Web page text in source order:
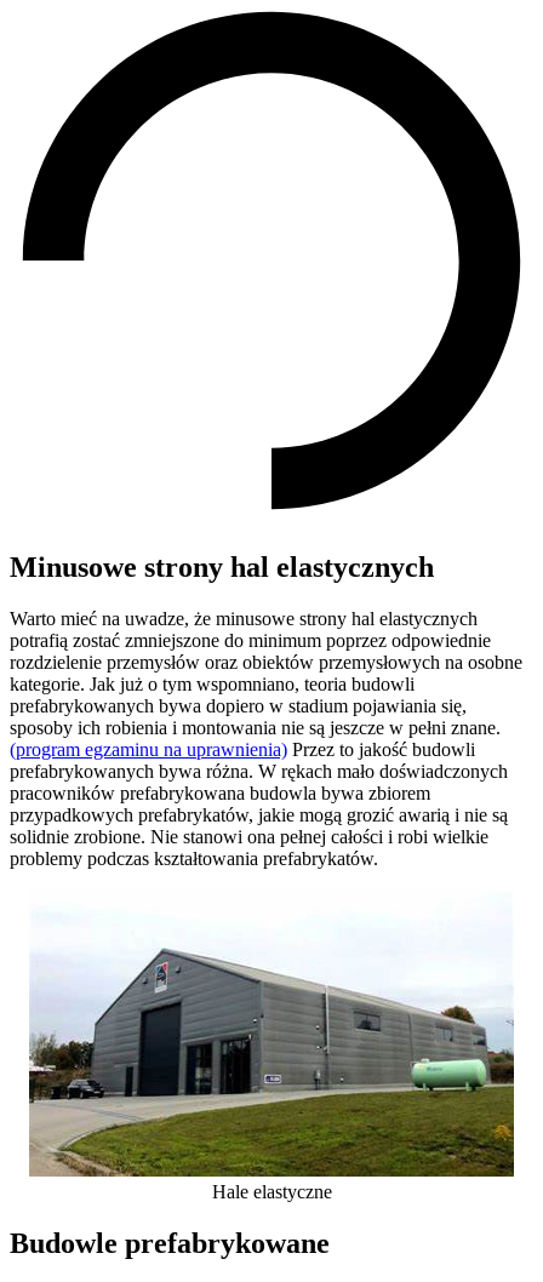
Minusowe strony hal elastycznych
Warto mieć na uwadze, że minusowe strony hal elastycznych
potrafią zostać zmniejszone do minimum poprzez odpowiednie
rozdzielenie przemysłów oraz obiektów przemysłowych na osobne
kategorie. Jak już o tym wspomniano, teoria budowli
prefabrykowanych bywa dopiero w stadium pojawiania się,
sposoby ich robienia i montowania nie są jeszcze w pełni znane.
(program egzaminu na uprawnienia) Przez to jakość budowli
prefabrykowanych bywa różna. W rękach mało doświadczonych
pracowników prefabrykowana budowla bywa zbiorem
przypadkowych prefabrykatów, jakie mogą grozić awarią i nie są
solidnie zrobione. Nie stanowi ona pełnej całości i robi wielkie
problemy podczas kształtowania prefabrykatów.
Hale elastyczne
Budowle prefabrykowane